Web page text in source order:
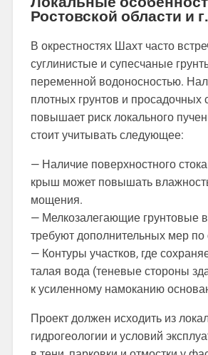
Ростовской области и
В окрестностях Шахт часто
суглинистые и супесчаные
переменной водоносностью.
плотных грунтов и просадочных
повышает риск локального
стоит учитывать следующее:
— Наличие поверхностного
крыш может повышать
мощения.
— Мелкозалегающие грунтовые
требуют дополнительных мер по
— Контуры участков, где
талая вода (теневые стороны
к усиленному намоканию
Проект должен исходить из
гидрогеологии и условий